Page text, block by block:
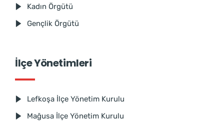
Kadın Örgütü
Gençlik Örgütü
İlçe Yönetimleri
Lefkoşa İlçe Yönetim Kurulu
Mağusa İlçe Yönetim Kurulu